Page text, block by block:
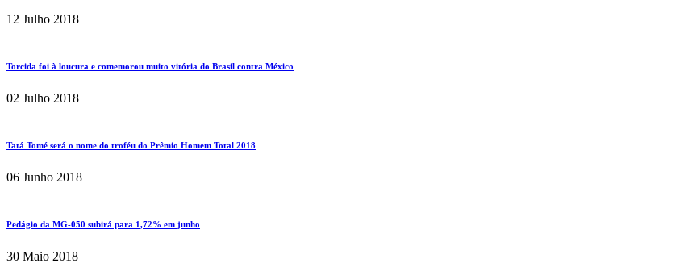
12 Julho 2018
Torcida foi à loucura e comemorou muito vitória do Brasil contra México
02 Julho 2018
Tatá Tomé será o nome do troféu do Prêmio Homem Total 2018
06 Junho 2018
Pedágio da MG-050 subirá para 1,72% em junho
30 Maio 2018